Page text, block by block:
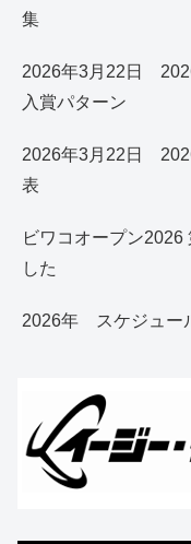
集
2026年3月22日
入賞パターン
2026年3月22日
表
ビワコオープン2026
した
2026年 スケジュー